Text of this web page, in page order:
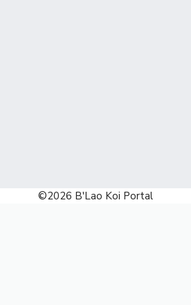
©2026 B'Lao Koi Portal